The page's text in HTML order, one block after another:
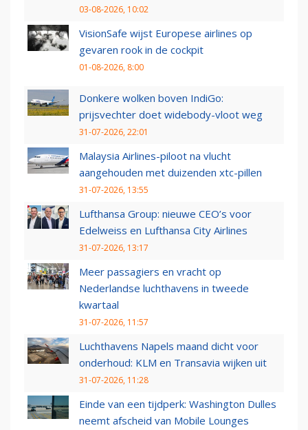
03-08-2026, 10:02
VisionSafe wijst Europese airlines op
gevaren rook in de cockpit
01-08-2026, 8:00
Donkere wolken boven IndiGo:
prijsvechter doet widebody-vloot weg
31-07-2026, 22:01
Malaysia Airlines-piloot na vlucht
aangehouden met duizenden xtc-pillen
31-07-2026, 13:55
Lufthansa Group: nieuwe CEO’s voor
Edelweiss en Lufthansa City Airlines
31-07-2026, 13:17
Meer passagiers en vracht op
Nederlandse luchthavens in tweede
kwartaal
31-07-2026, 11:57
Luchthavens Napels maand dicht voor
onderhoud: KLM en Transavia wijken uit
31-07-2026, 11:28
Einde van een tijdperk: Washington Dulles
neemt afscheid van Mobile Lounges